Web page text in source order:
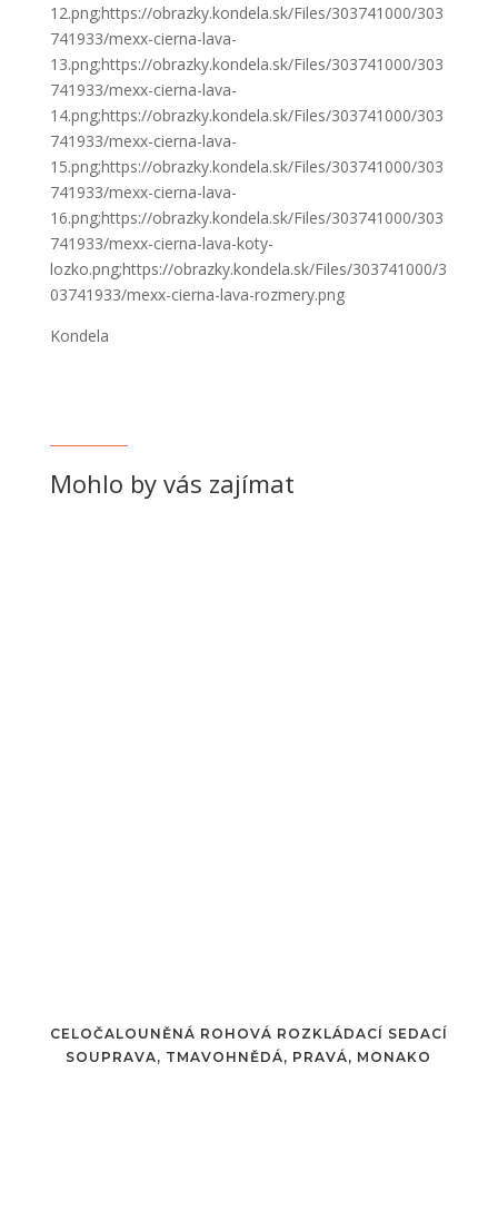
12.png;https://obrazky.kondela.sk/Files/303741000/303
741933/mexx-cierna-lava-
13.png;https://obrazky.kondela.sk/Files/303741000/303
741933/mexx-cierna-lava-
14.png;https://obrazky.kondela.sk/Files/303741000/303
741933/mexx-cierna-lava-
15.png;https://obrazky.kondela.sk/Files/303741000/303
741933/mexx-cierna-lava-
16.png;https://obrazky.kondela.sk/Files/303741000/303
741933/mexx-cierna-lava-koty-
lozko.png;https://obrazky.kondela.sk/Files/303741000/3
03741933/mexx-cierna-lava-rozmery.png
Kondela
Mohlo by vás zajímat
CELOČALOUNĚNÁ ROHOVÁ ROZKLÁDACÍ SEDACÍ
SOUPRAVA, TMAVOHNĚDÁ, PRAVÁ, MONAKO